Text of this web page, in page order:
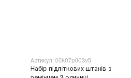
Артикул: 00k07p003v5
Набір підліткових штанів з